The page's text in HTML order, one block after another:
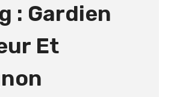
: Gardien
Et